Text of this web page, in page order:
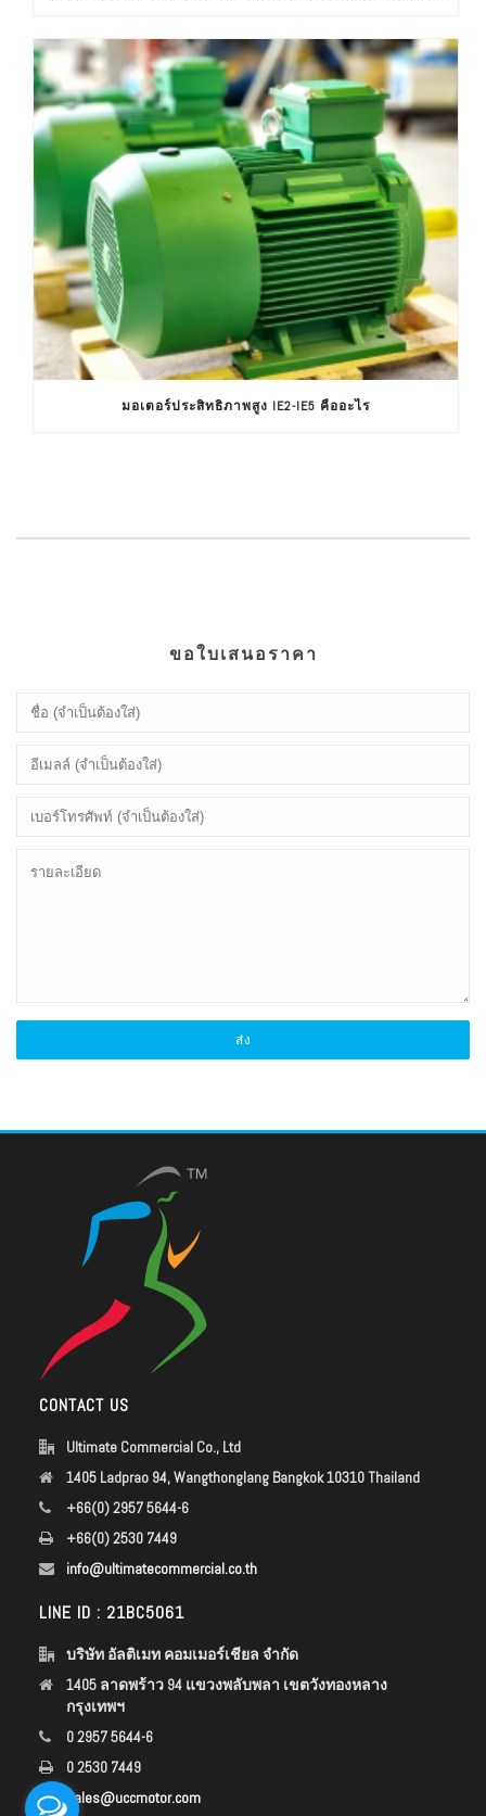
มอเตอร์ประสิทธิภาพสูง IE2-IE5 คืออะไร
ขอใบเสนอราคา
CONTACT US
Ultimate Commercial Co., Ltd
1405 Ladprao 94, Wangthonglang Bangkok 10310 Thailand
+66(0) 2957 5644-6
+66(0) 2530 7449
info@ultimatecommercial.co.th
LINE ID : 21BC5061
บริษัท อัลติเมท คอมเมอร์เชียล จำกัด
1405 ลาดพร้าว 94 แขวงพลับพลา เขตวังทองหลาง
กรุงเทพฯ
0 2957 5644-6
0 2530 7449
sales@uccmotor.com